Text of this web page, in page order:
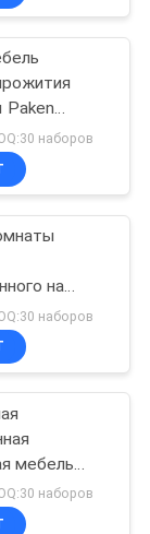
Paken
наборов
на
финиша
наборов
мебель
наборов